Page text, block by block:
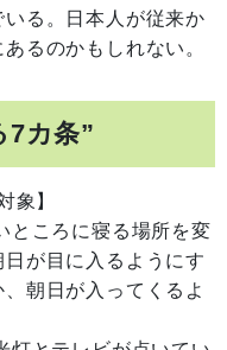
る。日本人が従来か
るのかもしれない。
7カ条”
対象】
ところに寝る場所を変
が目に入るようにす
朝日が入ってくるよ